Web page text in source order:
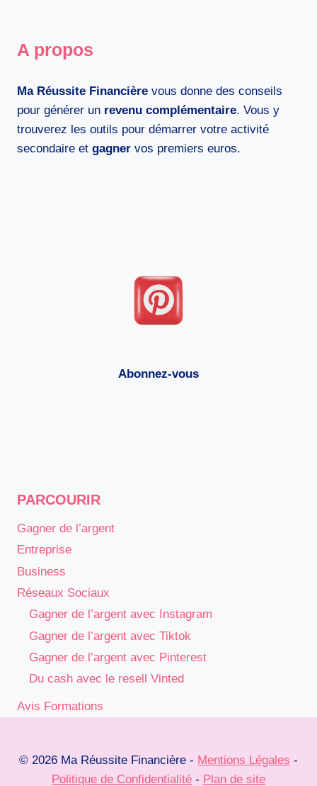
ÉPANOUISSANTE
A propos
Ma Réussite Financière vous donne des conseils
pour générer un revenu complémentaire. Vous y
trouverez les outils pour démarrer votre activité
secondaire et gagner vos premiers euros.
Abonnez-vous
PARCOURIR
Gagner de l’argent
Entreprise
Business
Réseaux Sociaux
Gagner de l’argent avec Instagram
Gagner de l’argent avec Tiktok
Gagner de l’argent avec Pinterest
Du cash avec le resell Vinted
Avis Formations
© 2026 Ma Réussite Financière - Mentions Légales -
Politique de Confidentialité - Plan de site